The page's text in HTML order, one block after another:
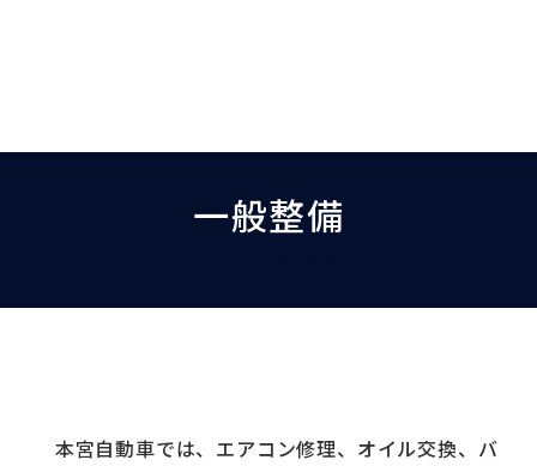
一般整備
本宮自動車では、エアコン修理、オイル交換、バ